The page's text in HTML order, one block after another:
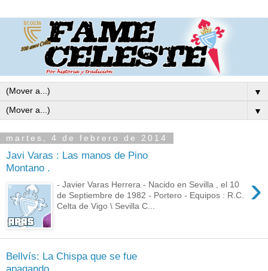
▼
▼
martes, 4 de febrero de 2014
Javi Varas : Las manos de Pino
Montano .
›
- Javier Varas Herrera - Nacido en Sevilla , el 10
de Septiembre de 1982 - Portero - Equipos : R.C.
Celta de Vigo \ Sevilla C...
Bellvís: La Chispa que se fue
apagando.